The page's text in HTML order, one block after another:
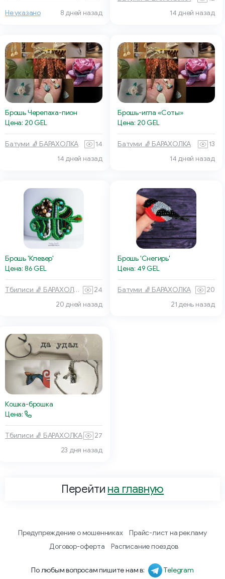
Не указано 8 дней назад
14 дней назад
Брошь Черепаха-пион
Цена: 20 GEL
Батуми 🧦 БАРАХОЛКА
14
14 дней назад
Брошь-игла «Соты»
Цена: 20 GEL
Батуми 🧦 БАРАХОЛКА
13
14 дней назад
Брошь 'Клевер'
Цена: 86 GEL
Тбилиси 🧦 БАРАХОЛКА
24
20 дней назад
Брошь 'Снегирь'
Цена: 49 GEL
Батуми 🧦 БАРАХОЛКА
20
21 день назад
Кошка-брошка
Цена:
Тбилиси 🧦 БАРАХОЛКА
27
23 дня назад
Перейти на главную
Предупреждение о мошенниках
Прайс-лист на рекламу
Договор-оферта
Расписание поездов
По любым вопросам пишите нам в: Telegram